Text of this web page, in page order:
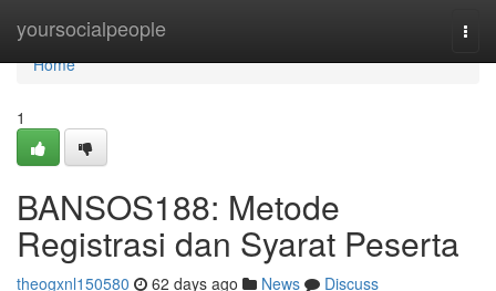
yoursocialpeople
Home
Home
1
BANSOS188: Metode
Registrasi dan Syarat Peserta
theogxnl150580 62 days ago News
Discuss